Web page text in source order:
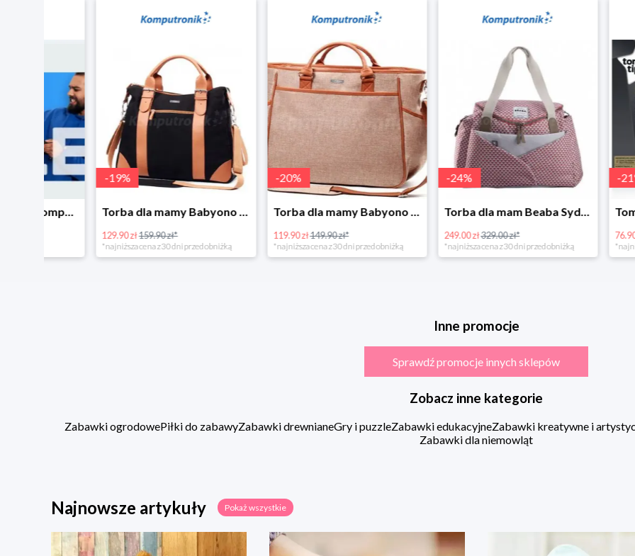
-19%
Torba dla mamy Babyono 1505/01 Comfort Icoinic 5/5
159.90 zł*
*najniższa cena z 30 dni przed obniżką
-20
Torba dla mamy Babyono 1507/01 Comfort Chic w super cenie
149.90 zł*
*najniższa cena z 30 dni przed obniżką
-24 %
Torba dla mam Beaba Sydney Play Print marsala
329.00 zł*
*najniższa cena z 30 dni przed obniżką
-21
96.90 zł*
*najniższa cena z
Inne promocje
Sprawdź promocje innych sklepów
Zobacz inne kategorie
Zabawki ogrodowePiłki do zabawyZabawki drewnianeGry i puzzleZabawki edukacyjneZabawki kreatywne i
Zabawki dla niemowląt
Najnowsze artykuły Pokaż wszystkie